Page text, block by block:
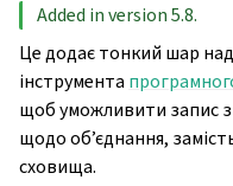
Added in version 5.8.
Це додає тонкий шар над
інструмента
щоб уможливити запис
щодо об’єднання,
сховища.